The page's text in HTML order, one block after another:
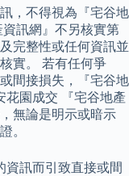
，不得視為『宅谷地
訊網』不另核實第
完整性或任何資訊並
實。 若有任何爭
間接損失，『宅谷地
花園成交 『宅谷地產
無論是明示或暗示
。
資訊而引致直接或間